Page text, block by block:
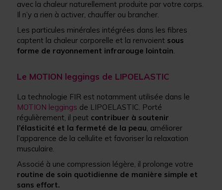
avec la chaleur naturellement produite par votre corps.
Il n’y a rien à activer, chauffer ou brancher.
Les particules minérales intégrées dans les fibres
captent la chaleur corporelle et la renvoient sous
forme de rayonnement infrarouge lointain
Le MOTION leggings de LIPOELASTIC
La technologie FIR est notamment utilisée dans le
MOTION leggings de LIPOELASTIC. Porté
régulièrement, il peut contribuer à soutenir
l’élasticité et la fermeté de la peau , améliorer
l’apparence de la cellulite et favoriser la relaxation
musculaire.
Associé à une compression légère, il prolonge votre
routine de soin quotidienne de manière simple et
sans effort.